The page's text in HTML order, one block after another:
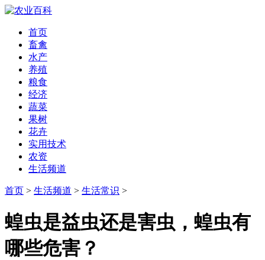
首页
畜禽
水产
养殖
粮食
经济
蔬菜
果树
花卉
实用技术
农资
生活频道
首页 > 生活频道 > 生活常识 >
蝗虫是益虫还是害虫，蝗虫有
哪些危害？